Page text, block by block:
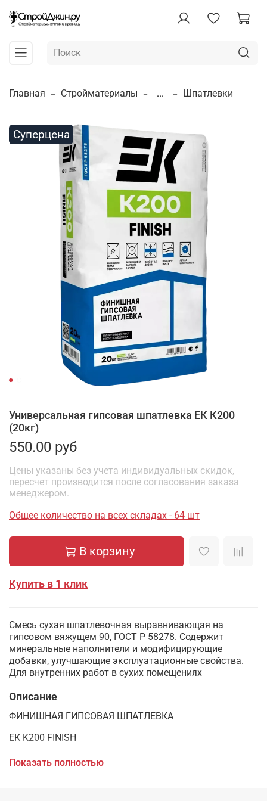
Главная Стройматериалы ... Шпатлевки
Суперцена
Универсальная гипсовая шпатлевка ЕК К200
(20кг)
550.00 руб
Цены указаны без учета индивидуальных скидок,
пересчет производится после согласования заказа
менеджером.
Общее количество на всех складах - 64 шт
В корзину
Купить в 1 клик
Смесь сухая шпатлевочная выравнивающая на
гипсовом вяжущем 90, ГОСТ Р 58278. Содержит
минеральные наполнители и модифицирующие
добавки, улучшающие эксплуатационные свойства.
Для внутренних работ в сухих помещениях
Описание
ФИНИШНАЯ ГИПСОВАЯ ШПАТЛЕВКА
ЕК K200 FINISH
Смесь сухая шпатлевочная выравнивающая на
Показать полностью